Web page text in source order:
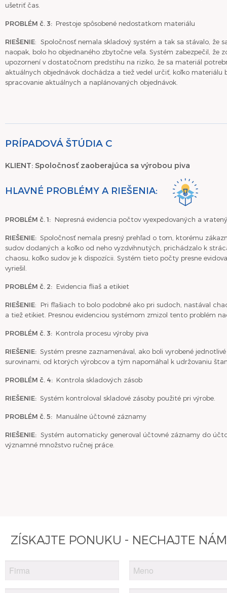
ušetriť čas.
PROBLÉM č. 3: Prestoje spôsobené nedostatkom materiálu
RIEŠENIE: Spoločnosť nemala skladový systém a tak sa stávalo, že
naopak, bolo ho objednaného zbytočne veľa. Systém zabezpečil, že
upozornení v dostatočnom predstihu na riziko, že sa materiál
aktuálnych objednávok dochádza a tiež vedel určiť, koľko materiálu
spracovanie aktuálnych a naplánovaných objednávok.
PRÍPADOVÁ ŠTÚDIA C
KLIENT: Spoločnosť zaoberajúca sa výrobou piva
HLAVNÉ PROBLÉMY A RIEŠENIA:
PROBLÉM č. 1: Nepresná evidencia počtov vyexpedovaných a
RIEŠENIE: Spoločnosť nemala presný prehľad o tom, ktorému
sudov dodaných a koľko od neho vyzdvihnutých, prichádzalo k
chaosu, koľko sudov je k dispozícii. Systém tieto počty presne
vyriešil.
PROBLÉM č. 2: Evidencia fliaš a etikiet
RIEŠENIE: Pri fľašiach to bolo podobné ako pri sudoch, nastával
a tiež etikiet. Presnou evidenciou systémom zmizol tento problém
PROBLÉM č. 3: Kontrola procesu výroby piva
RIEŠENIE: Systém presne zaznamenával, ako boli vyrobené
surovinami, od ktorých výrobcov a tým napomáhal k udržovaniu
PROBLÉM č. 4: Kontrola skladových zásob
RIEŠENIE: Systém kontroloval skladové zásoby použité pri výrobe.
PROBLÉM č. 5: Manuálne účtovné záznamy
RIEŠENIE: Systém automaticky generoval účtovné záznamy do
významné množstvo ručnej práce.
ZÍSKAJTE PONUKU - NECHAJTE